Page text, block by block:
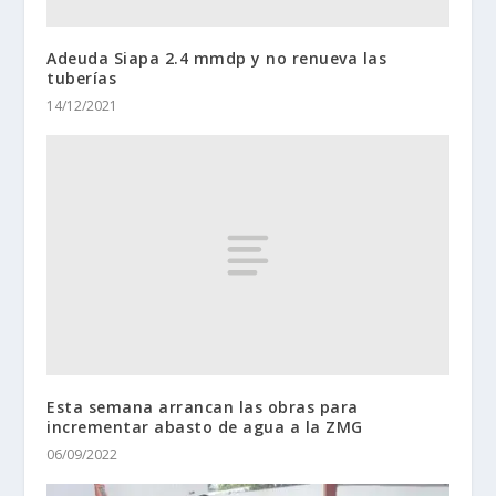
Adeuda Siapa 2.4 mmdp y no renueva las
tuberías
14/12/2021
Esta semana arrancan las obras para
incrementar abasto de agua a la ZMG
06/09/2022